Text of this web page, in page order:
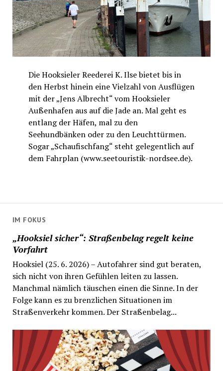
IM FOKUS
„Hooksiel sicher“: Straßenbelag regelt keine
Vorfahrt
Hooksiel (25. 6. 2026) – Autofahrer sind gut beraten,
sich nicht von ihren Gefühlen leiten zu lassen.
Manchmal nämlich täuschen einen die Sinne. In der
Folge kann es zu brenzlichen Situationen im
Straßenverkehr kommen. Der Straßenbelag...
Die Hooksieler Reederei K. Ilse bietet bis in
den Herbst hinein eine Vielzahl von Ausflügen
mit der „Jens Albrecht“ vom Hooksieler
Außenhafen aus auf die Jade an. Mal geht es
entlang der Häfen, mal zu den
Seehundbänken oder zu den Leuchttürmen.
Sogar „Schaufischfang“ steht gelegentlich auf
dem Fahrplan (www.seetouristik-nordsee.de).